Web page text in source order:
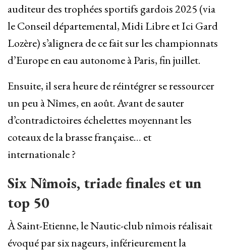
auditeur des trophées sportifs gardois 2025 (via
le Conseil départemental, Midi Libre et Ici Gard
Lozère) s’alignera de ce fait sur les championnats
d’Europe en eau autonome à Paris, fin juillet.
Ensuite, il sera heure de réintégrer se ressourcer
un peu à Nîmes, en août. Avant de sauter
d’contradictoires échelettes moyennant les
coteaux de la brasse française… et
internationale ?
Six Nîmois, triade finales et un
top 50
À Saint-Etienne, le Nautic-club nîmois réalisait
évoqué par six nageurs, inférieurement la